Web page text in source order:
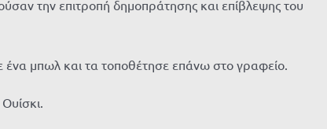
την επιτροπή δημοπράτησης και επίβλεψης του
ένα μπωλ και τα τοποθέτησε επάνω στο γραφείο.